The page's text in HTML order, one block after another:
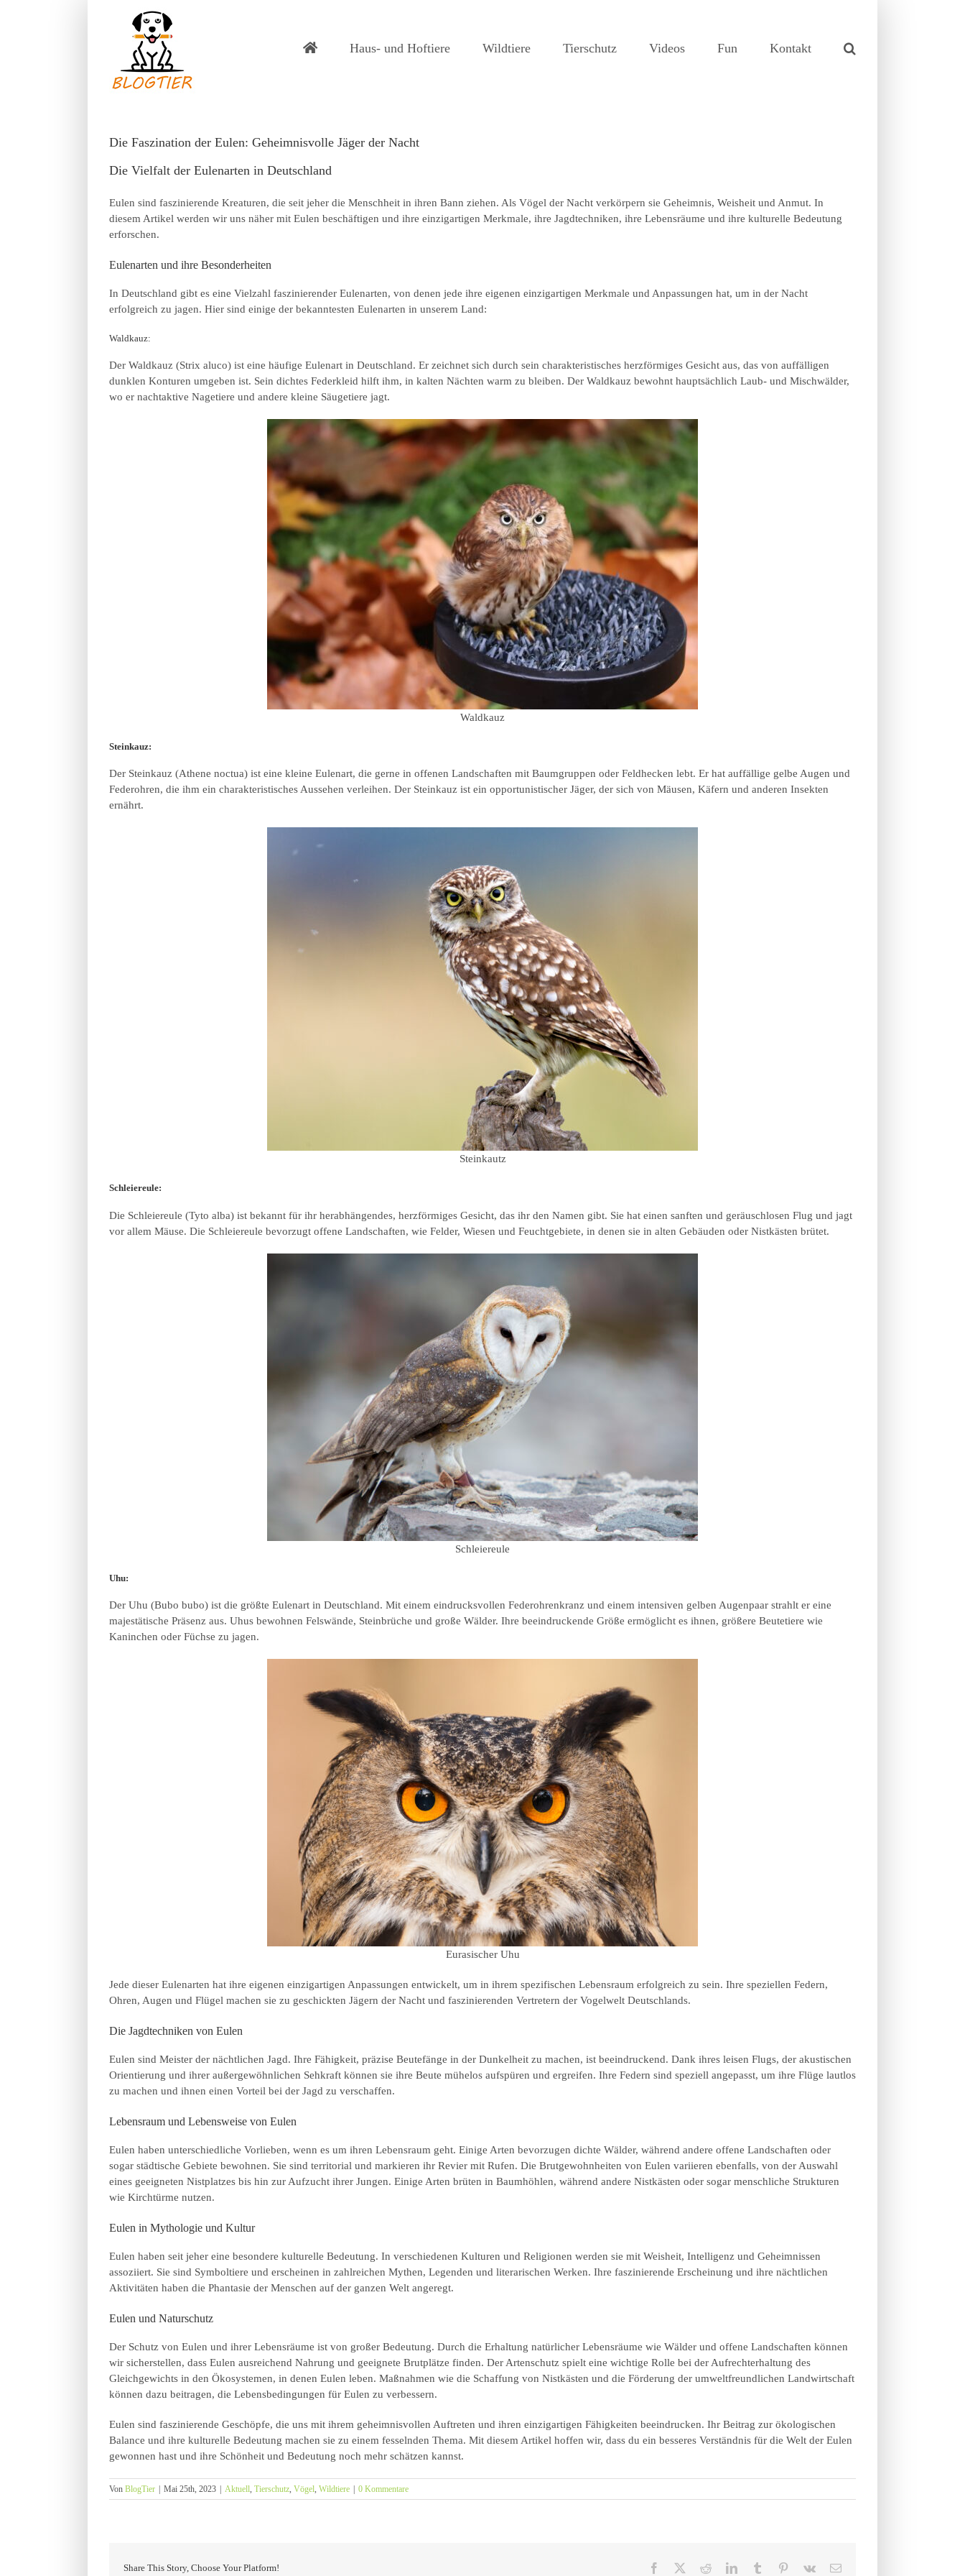
Haus- und Hoftiere Wildtiere Tierschutz Videos Fun Kontakt
Die Faszination der Eulen: Geheimnisvolle Jäger der Nacht
Die Vielfalt der Eulenarten in Deutschland
Eulen sind faszinierende Kreaturen, die seit jeher die Menschheit in ihren Bann ziehen. Als Vögel der Nacht verkörpern sie Geheimnis, Weisheit und Anmut. In
diesem Artikel werden wir uns näher mit Eulen beschäftigen und ihre einzigartigen Merkmale, ihre Jagdtechniken, ihre Lebensräume und ihre kulturelle Bedeutung
erforschen.
Eulenarten und ihre Besonderheiten
In Deutschland gibt es eine Vielzahl faszinierender Eulenarten, von denen jede ihre eigenen einzigartigen Merkmale und Anpassungen hat, um in der Nacht
erfolgreich zu jagen. Hier sind einige der bekanntesten Eulenarten in unserem Land:
Waldkauz:
Der Waldkauz (Strix aluco) ist eine häufige Eulenart in Deutschland. Er zeichnet sich durch sein charakteristisches herzförmiges Gesicht aus, das von auffälligen
dunklen Konturen umgeben ist. Sein dichtes Federkleid hilft ihm, in kalten Nächten warm zu bleiben. Der Waldkauz bewohnt hauptsächlich Laub- und Mischwälder,
wo er nachtaktive Nagetiere und andere kleine Säugetiere jagt.
Waldkauz
Steinkauz:
Der Steinkauz (Athene noctua) ist eine kleine Eulenart, die gerne in offenen Landschaften mit Baumgruppen oder Feldhecken lebt. Er hat auffällige gelbe Augen und
Federohren, die ihm ein charakteristisches Aussehen verleihen. Der Steinkauz ist ein opportunistischer Jäger, der sich von Mäusen, Käfern und anderen Insekten
ernährt.
Steinkautz
Schleiereule:
Die Schleiereule (Tyto alba) ist bekannt für ihr herabhängendes, herzförmiges Gesicht, das ihr den Namen gibt. Sie hat einen sanften und geräuschlosen Flug und jagt
vor allem Mäuse. Die Schleiereule bevorzugt offene Landschaften, wie Felder, Wiesen und Feuchtgebiete, in denen sie in alten Gebäuden oder Nistkästen brütet.
Schleiereule
Uhu:
Der Uhu (Bubo bubo) ist die größte Eulenart in Deutschland. Mit einem eindrucksvollen Federohrenkranz und einem intensiven gelben Augenpaar strahlt er eine
majestätische Präsenz aus. Uhus bewohnen Felswände, Steinbrüche und große Wälder. Ihre beeindruckende Größe ermöglicht es ihnen, größere Beutetiere wie
Kaninchen oder Füchse zu jagen.
Eurasischer Uhu
Jede dieser Eulenarten hat ihre eigenen einzigartigen Anpassungen entwickelt, um in ihrem spezifischen Lebensraum erfolgreich zu sein. Ihre speziellen Federn,
Ohren, Augen und Flügel machen sie zu geschickten Jägern der Nacht und faszinierenden Vertretern der Vogelwelt Deutschlands.
Die Jagdtechniken von Eulen
Eulen sind Meister der nächtlichen Jagd. Ihre Fähigkeit, präzise Beutefänge in der Dunkelheit zu machen, ist beeindruckend. Dank ihres leisen Flugs, der akustischen
Orientierung und ihrer außergewöhnlichen Sehkraft können sie ihre Beute mühelos aufspüren und ergreifen. Ihre Federn sind speziell angepasst, um ihre Flüge lautlos
zu machen und ihnen einen Vorteil bei der Jagd zu verschaffen.
Lebensraum und Lebensweise von Eulen
Eulen haben unterschiedliche Vorlieben, wenn es um ihren Lebensraum geht. Einige Arten bevorzugen dichte Wälder, während andere offene Landschaften oder
sogar städtische Gebiete bewohnen. Sie sind territorial und markieren ihr Revier mit Rufen. Die Brutgewohnheiten von Eulen variieren ebenfalls, von der Auswahl
eines geeigneten Nistplatzes bis hin zur Aufzucht ihrer Jungen. Einige Arten brüten in Baumhöhlen, während andere Nistkästen oder sogar menschliche Strukturen
wie Kirchtürme nutzen.
Eulen in Mythologie und Kultur
Eulen haben seit jeher eine besondere kulturelle Bedeutung. In verschiedenen Kulturen und Religionen werden sie mit Weisheit, Intelligenz und Geheimnissen
assoziiert. Sie sind Symboltiere und erscheinen in zahlreichen Mythen, Legenden und literarischen Werken. Ihre faszinierende Erscheinung und ihre nächtlichen
Aktivitäten haben die Phantasie der Menschen auf der ganzen Welt angeregt.
Eulen und Naturschutz
Der Schutz von Eulen und ihrer Lebensräume ist von großer Bedeutung. Durch die Erhaltung natürlicher Lebensräume wie Wälder und offene Landschaften können
wir sicherstellen, dass Eulen ausreichend Nahrung und geeignete Brutplätze finden. Der Artenschutz spielt eine wichtige Rolle bei der Aufrechterhaltung des
Gleichgewichts in den Ökosystemen, in denen Eulen leben. Maßnahmen wie die Schaffung von Nistkästen und die Förderung der umweltfreundlichen Landwirtschaft
können dazu beitragen, die Lebensbedingungen für Eulen zu verbessern.
Eulen sind faszinierende Geschöpfe, die uns mit ihrem geheimnisvollen Auftreten und ihren einzigartigen Fähigkeiten beeindrucken. Ihr Beitrag zur ökologischen
Balance und ihre kulturelle Bedeutung machen sie zu einem fesselnden Thema. Mit diesem Artikel hoffen wir, dass du ein besseres Verständnis für die Welt der Eulen
gewonnen hast und ihre Schönheit und Bedeutung noch mehr schätzen kannst.
Von BlogTier Mai 25th, 2023 Aktuell, Tierschutz, Vögel, Wildtiere 0 Kommentare
Share This Story, Choose Your Platform! Facebook RedditLinkedInTumblr Pinterest
Vk
E-